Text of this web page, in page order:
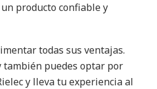
producto confiable y
todas sus ventajas.
también puedes optar por
y lleva tu experiencia al